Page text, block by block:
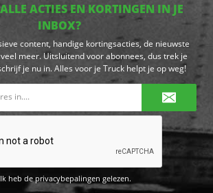
ACTIES EN KORTINGEN IN JE
INBOX?
content, handige kortingsacties, de nieuwste
meer. Uitsluitend voor abonnees, dus trek je
je nu in. Alles voor je Truck helpt je op weg!
Ik heb de privacybepalingen gelezen.